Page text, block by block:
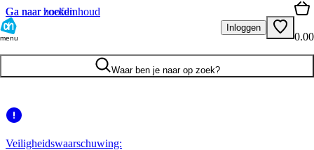
Ga naar hoofdinhoud
Ga naar zoeken
menu
Inloggen
0.00
Waar ben je naar op zoek?
Veiligheidswaarschuwing: